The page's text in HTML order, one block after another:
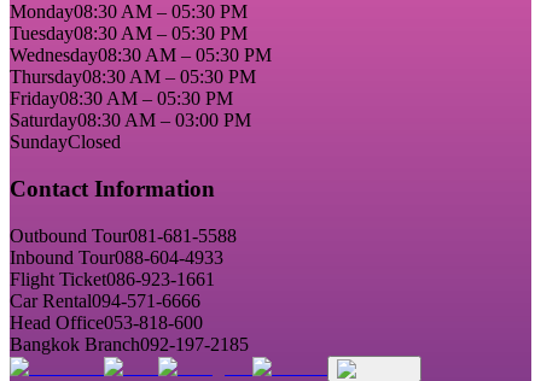
Monday08:30 AM – 05:30 PM
Tuesday08:30 AM – 05:30 PM
Wednesday08:30 AM – 05:30 PM
Thursday08:30 AM – 05:30 PM
Friday08:30 AM – 05:30 PM
Saturday08:30 AM – 03:00 PM
SundayClosed
Contact Information
Outbound Tour081-681-5588
Inbound Tour088-604-4933
Flight Ticket086-923-1661
Car Rental094-571-6666
Head Office053-818-600
Bangkok Branch092-197-2185